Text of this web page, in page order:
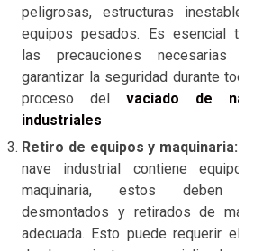
peligrosas, estructuras inestables o
equipos pesados. Es esencial tomar
las precauciones necesarias para
garantizar la seguridad durante todo el
proceso del vaciado de naves
industriales
Retiro de equipos y maquinaria:
nave industrial contiene equipos o
maquinaria, estos deben ser
desmontados y retirados de manera
adecuada. Esto puede requerir el uso